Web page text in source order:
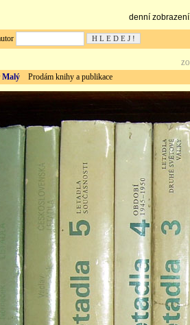
denní
Prodám knihy a publikace